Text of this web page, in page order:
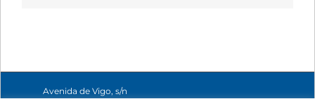
Avenida de Vigo, s/n